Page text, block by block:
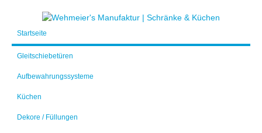
Startseite
Gleitschiebetüren
Aufbewahrungssysteme
Küchen
Dekore / Füllungen